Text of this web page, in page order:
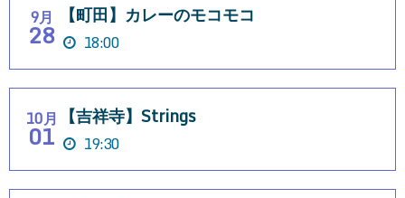
9月
28
【町田】カレーのモコモコ
18:00
10月
01
【吉祥寺】Strings
19:30